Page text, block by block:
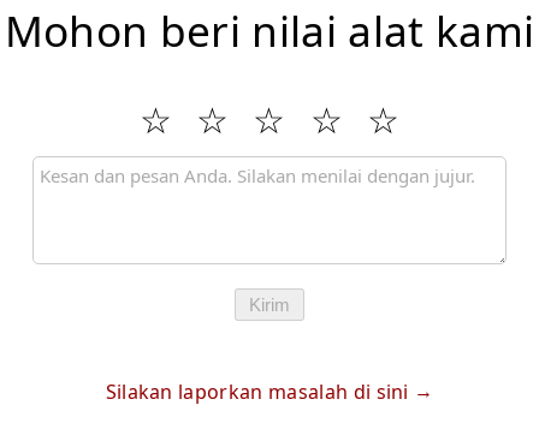
Mohon beri nilai alat kami
Kirim
Silakan laporkan masalah di sini